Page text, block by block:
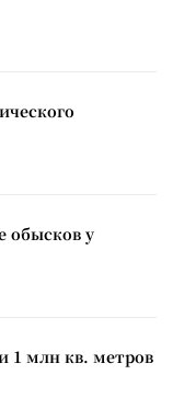
обысков у
1 млн кв. метров